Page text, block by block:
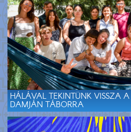
HÁLÁVAL TEKINTÜNK VISSZA
DAMJÁN TÁBORRA